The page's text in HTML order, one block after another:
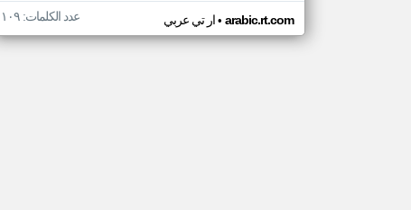
ار تي عربي• arabic.rt.com عدد الكلمات: ١٠٩